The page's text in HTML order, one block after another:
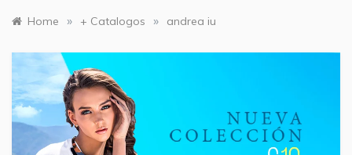
Home » + Catalogos » andrea iu